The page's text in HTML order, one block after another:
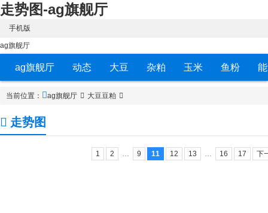
走势图-ag旗舰厅
手机版
ag旗舰厅
ag旗舰厅 动态 大豆 杂粕 玉米 鱼粉
当前位置： ag旗舰厅 大豆豆粕
走势图
1 2 … 9 11 12 13 … 16 17 下